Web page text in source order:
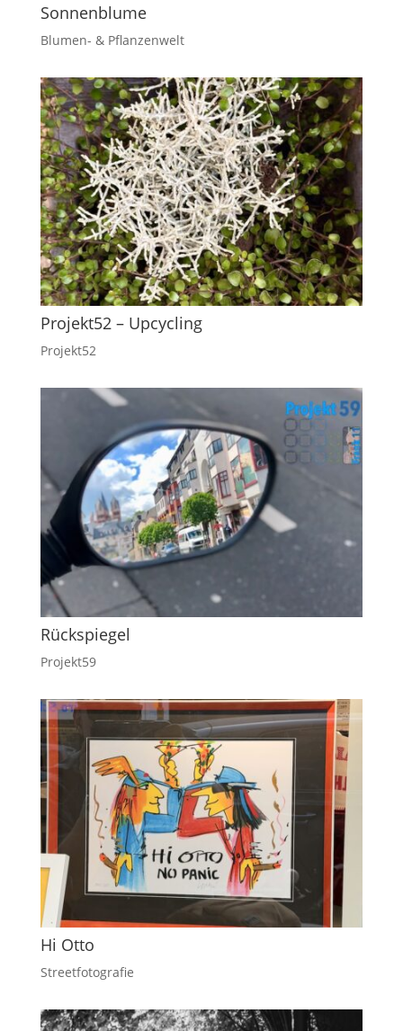
Sonnenblume
Blumen- & Pflanzenwelt
Projekt52 – Upcycling
Projekt52
Rückspiegel
Projekt59
Hi Otto
Streetfotografie